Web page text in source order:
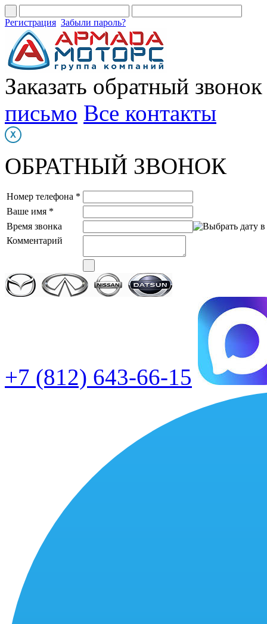
Регистрация Забыли пароль?
Заказать обратный звонок
письмо Все контакты
ОБРАТНЫЙ ЗВОНОК
Номер телефона *
Ваше имя *
Время звонка
Комментарий
+7 (812) 643-66-15